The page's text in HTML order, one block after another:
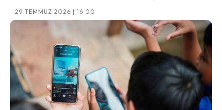
29 TEMMUZ 2026 | 16:00